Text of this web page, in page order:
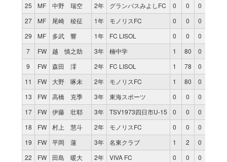
25
MF 中野 瑞空 2年 グランパスみよしFC 0 0
0
27
MF 尾崎 稜征 1年 モノリスFC 0 0
0
29
MF 多武 響 1年 FC LISOL 0 0
0
7
FW 越 慎之助 3年 楠中学 1 80
0
9
FW 森田 澪 2年 FC LISOL 1 78
0
11
FW 大野 啄未 2年 モノリスFC 1 80
0
13
FW 高橋 克季 3年 東海スポーツ 0 0
0
17
FW 伊藤 壮耶 3年 TSV1973四日市U-15 0 0
0
18
FW 村上 慧斗 2年 モノリスFC 0 0
0
19
FW 平岡 蓮 3年 名東クラブ 1 2
0
22
FW 田島 暖大 2年 VIVA FC 0 0
0